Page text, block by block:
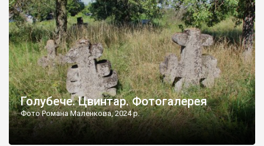
різноманітних форм хрестів. Село відносно невелике, […]
Голубече. Цвинтар. Фотогалерея
Фото Романа Маленкова, 2024 р.